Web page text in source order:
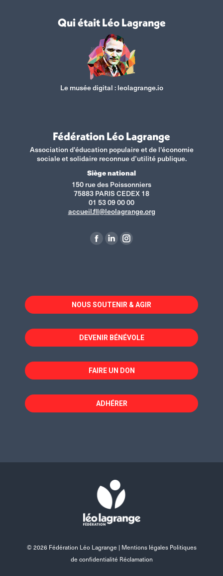
Qui était Léo Lagrange
Le musée digital :leolagrange.io
Fédération Léo Lagrange
Association d'éducation populaire et de l'économie
sociale et solidaire reconnue d’utilité publique.
Siège national
150 rue des Poissonniers
75883 PARIS CEDEX 18
01 53 09 00 00
accueil.fll@leolagrange.org
La
dans
une
fenêtre
La
dans
une
fenêtre
La
dans
une
fenêtre
NOUS SOUTENIR & AGIR
DEVENIR BÉNÉVOLE
FAIRE UN DON
ADHÉRER
© 2026 Fédération Léo Lagrange | Mentions légales Politiques
de confidentialité Réclamation